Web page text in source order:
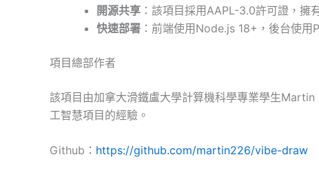
開源共享 ：該項目採用AAPL-3.0許可證，擁
快速部署 ：前端使用Node.js 18+，後台使
項目總部作者
該項目由加拿大滑鐵盧大學計算機科學專業學生
工智慧項目的經驗。
Github： https://github.com/martin226/vibe-draw